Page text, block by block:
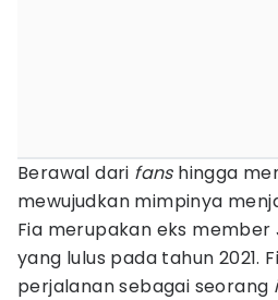
Berawal dari fanshingga
mewujudkan mimpinya
Fia merupakan eks member
yang lulus pada tahun 2021.
perjalanan sebagai seorang